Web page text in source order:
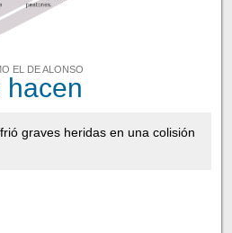
EL DE ALONSO
hacen
graves heridas en una colisión